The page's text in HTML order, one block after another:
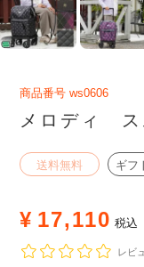
商品番号 ws0606
メロディ ス
送料無料 ギフ
¥ 17,110 税込
レビ